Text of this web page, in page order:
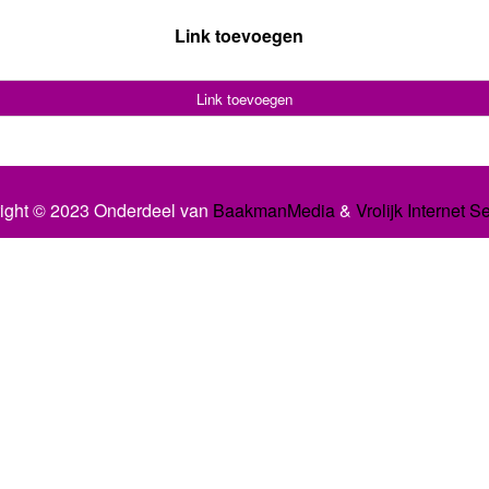
Link toevoegen
Link toevoegen
© 2023 Onderdeel van BaakmanMedia& Vrolijk Internet